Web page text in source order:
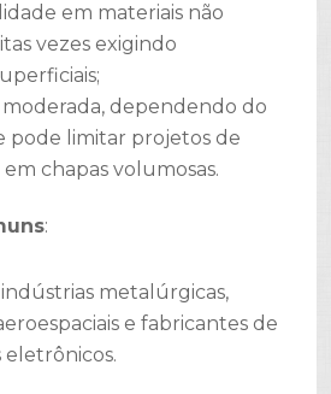
em materiais não
vezes exigindo
dependendo do
pode limitar projetos de
chapas volumosas.
:
metalúrgicas,
e fabricantes de